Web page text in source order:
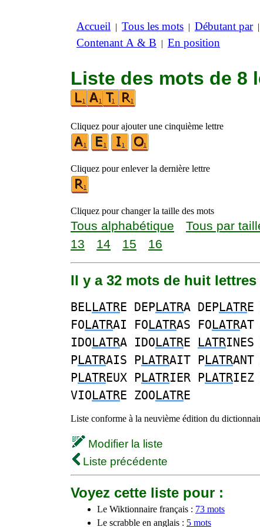
Accueil | Tous les mots | Débutant par|
Contenant A & B | En position
Liste des mots de 8
Cliquez pour ajouter une cinquième lettre
Cliquez pour enlever la dernière lettre
Cliquez pour changer la taille des mots
Tous alphabétique Tous par
13
14 15 16
Il y a 32 mots de huit
BELLATRE DEPLATRA DEPLATRE
FOLATRAI FOLATRAS FOLATRAT
IDOLATRA IDOLATRE LATRINES
PLATRAIS PLATRAIT PLATRANT
PLATREUX PLATRIER PLATRIEZ
VIOLATRE ZOOLATRE
Liste conforme à la neuvième édition du
Modifier la liste
Liste précédente
Voyez cette liste pour :
Le Wiktionnaire français : 73 mots
Le scrabble en anglais : 5 mots